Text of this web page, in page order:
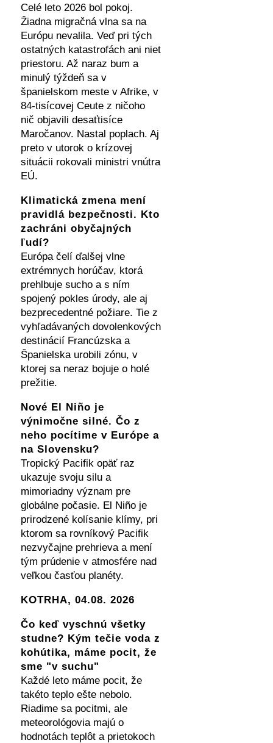
Celé leto 2026 bol pokoj.
Žiadna migračná vlna sa na
Európu nevalila. Veď pri tých
ostatných katastrofách ani niet
priestoru. Až naraz bum a
minulý týždeň sa v
španielskom meste v Afrike, v
84-tisícovej Ceute z ničoho
nič objavili desaťtisíce
Maročanov. Nastal poplach. Aj
preto v utorok o krízovej
situácii rokovali ministri vnútra
EÚ.
Klimatická zmena mení
pravidlá bezpečnosti. Kto
zachráni obyčajných
ľudí?
Európa čelí ďalšej vlne
extrémnych horúčav, ktorá
prehlbuje sucho a s ním
spojený pokles úrody, ale aj
bezprecedentné požiare. Tie z
vyhľadávaných dovolenkových
destinácií Francúzska a
Španielska urobili zónu, v
ktorej sa neraz bojuje o holé
prežitie.
Nové El Niño je
výnimočne silné. Čo z
neho pocítime v Európe a
na Slovensku?
Tropický Pacifik opäť raz
ukazuje svoju silu a
mimoriadny význam pre
globálne počasie. El Niño je
prirodzené kolísanie klímy, pri
ktorom sa rovníkový Pacifik
nezvyčajne prehrieva a mení
tým prúdenie v atmosfére nad
veľkou časťou planéty.
KOTRHA, 04.08. 2026
Čo keď vyschnú všetky
studne? Kým tečie voda z
kohútika, máme pocit, že
sme "v suchu"
Každé leto máme pocit, že
takéto teplo ešte nebolo.
Riadime sa pocitmi, ale
meteorológovia majú o
hodnotách teplôt a prietokoch